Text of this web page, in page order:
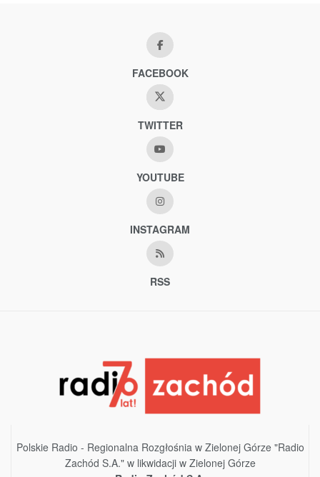
FACEBOOK
TWITTER
YOUTUBE
INSTAGRAM
RSS
Polskie Radio - Regionalna Rozgłośnia w Zielonej Górze "Radio
Zachód S.A." w likwidacji w Zielonej Górze